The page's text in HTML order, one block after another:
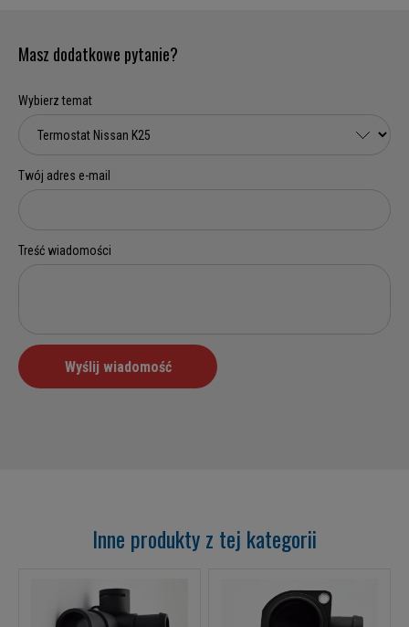
Masz dodatkowe pytanie?
Inne produkty z tej kategorii